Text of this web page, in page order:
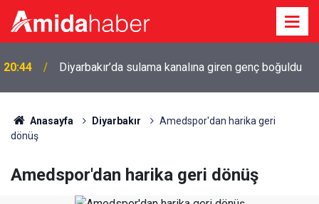
20:15 Cengiz Çandar’dan çerçeve yasa açıklaması
Anasayfa Diyarbakır
Amedspor'dan harika geri
dönüş
Amedspor'dan harika geri dönüş